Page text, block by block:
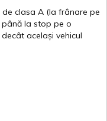
de clasa A (la frânare pe
până la stop pe o
decât același vehicul